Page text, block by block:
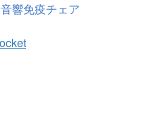
音響免疫チェア